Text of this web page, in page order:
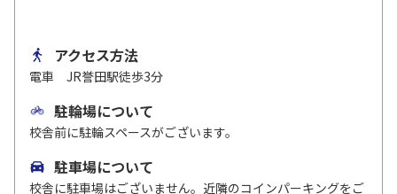
アクセス方法
電車 JR誉田駅徒歩3分
駐輪場について
校舎前に駐輪スペースがございます。
駐車場について
校舎に駐車場はございません。近隣のコインパーキングをご